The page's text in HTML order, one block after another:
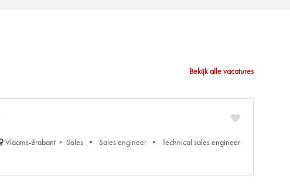
Vlaams-Brabant Sales Sales engineer
Technical sales engineer
Bekijk alle vacatures